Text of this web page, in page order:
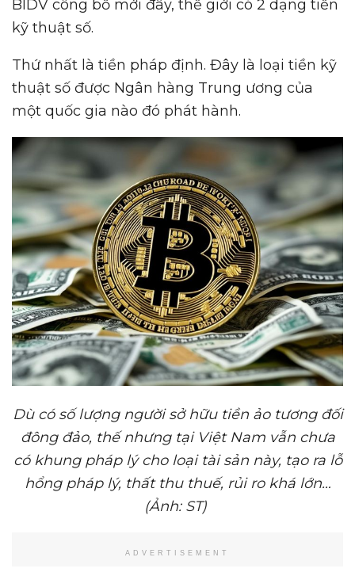
BIDV công bố mới đây, thế giới có 2 dạng tiền
kỹ thuật số.
Thứ nhất là tiền pháp định. Đây là loại tiền kỹ
thuật số được Ngân hàng Trung ương của
một quốc gia nào đó phát hành.
Dù có sốlượng người sởhữu tiền ảo tương đối
đông đảo, thếnhưng tại Việt Nam vẫn chưa
có khung pháp lý cho loại tài sản này, tạo ra lỗ
hổng pháp lý, thất thu thuế, rủi ro khá lớn…
(Ảnh: ST)
ADVERTISEMENT